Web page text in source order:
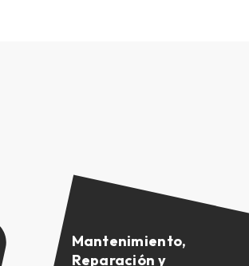
Mantenimiento,
Reparación y